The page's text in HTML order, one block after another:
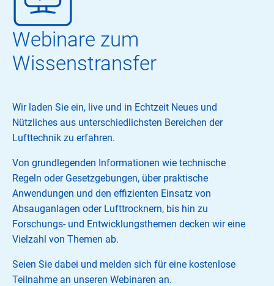
Webinare zum
Wissenstransfer
Wir laden Sie ein, live und in Echtzeit Neues und
Nützliches aus unterschiedlichsten Bereichen der
Lufttechnik zu erfahren.
Von grundlegenden Informationen wie technische
Regeln oder Gesetzgebungen, über praktische
Anwendungen und den effizienten Einsatz von
Absauganlagen oder Lufttrocknern, bis hin zu
Forschungs- und Entwicklungsthemen decken wir eine
Vielzahl von Themen ab.
Seien Sie dabei und melden sich für eine kostenlose
Teilnahme an unseren Webinaren an.